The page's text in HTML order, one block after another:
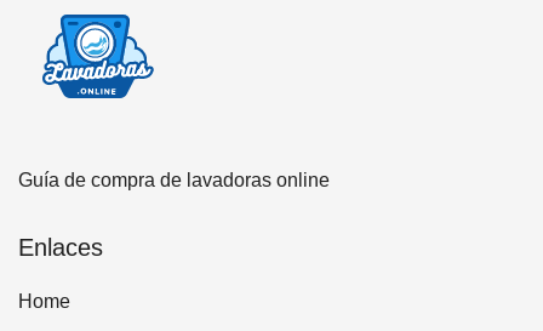
Guía de compra de lavadoras online
Enlaces
Home